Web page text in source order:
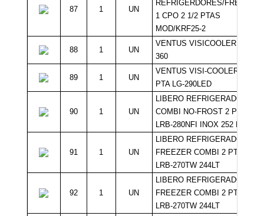
87 1 UN
REFRIGERDORES/FREEZER
1 CPO 2 1/2 PTAS
MOD/KRF25-2
88 1 UN
VENTUS VISICOOLER LG-
360
89 1 UN
VENTUS VISI-COOLER 1
PTA LG-290LED
90 1 UN
LIBERO REFRIGERADOR
COMBI NO-FROST 2 PTAS
LRB-280NFI INOX 252 LT
91 1 UN
LIBERO REFRIGERADOR
FREEZER COMBI 2 PTAS
LRB-270TW 244LT
92 1 UN
LIBERO REFRIGERADOR
FREEZER COMBI 2 PTAS
LRB-270TW 244LT